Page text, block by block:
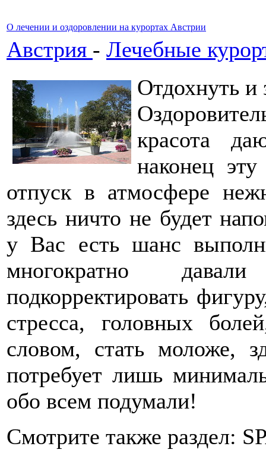
О лечении и оздоровлении на курортах Австрии
Австрия - Лечебные
Отдохнуть и
красота
наконец
отпуск в атмосфере
здесь ничто не будет
у Вас есть шанс
многократно
подкорректировать
стресса, головных
словом, стать моложе,
потребует лишь
обо всем подумали!
Смотрите также раздел: